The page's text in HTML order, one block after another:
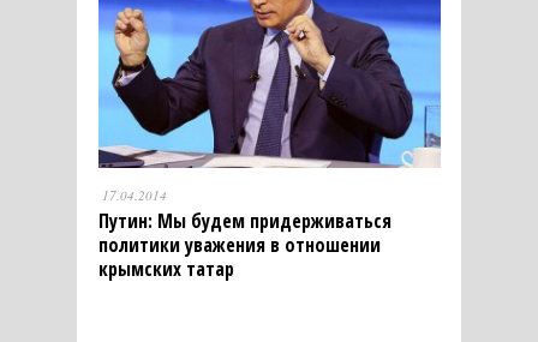
17.04.2014
Путин: Мы будем придерживаться
политики уважения в отношении
крымских татар